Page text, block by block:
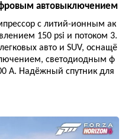
автовыключением
с литий-ионным ак
150 psi и потоком 3.
авто и SUV, оснащё
светодиодным ф
А. Надёжный спутник для